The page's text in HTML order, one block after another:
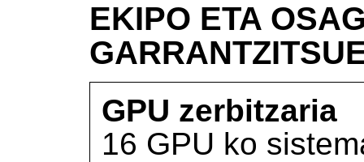
EKIPO ETA
GPU zerbitzaria
16 GPU ko